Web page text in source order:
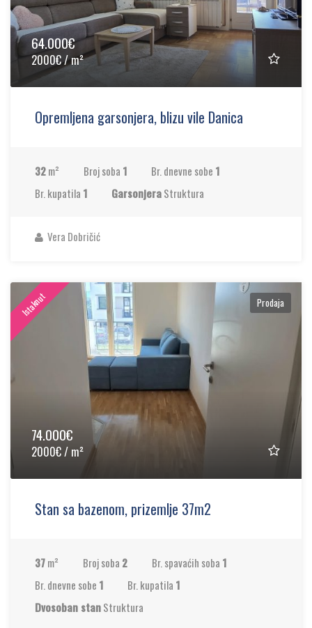
64.000€
2000€ / m²
Opremljena garsonjera, blizu vile Danica
32m² Broj soba 1 Br. dnevne sobe 1
Br. kupatila 1 GarsonjeraStruktura
Vera Dobričić
Istaknut Prodaja
74.000€
2000€ / m²
Stan sa bazenom, prizemlje 37m2
37m² Broj soba 2 Br. spavaćih soba 1
Br. dnevne sobe 1 Br. kupatila 1
Dvosoban stanStruktura